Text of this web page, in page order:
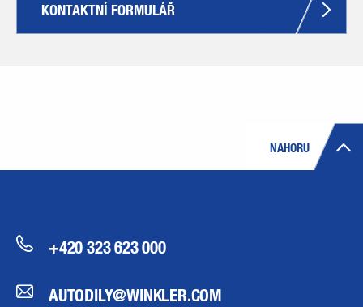
KONTAKTNÍ FORMULÁŘ
NAHORU
+420 323 623 000
AUTODILY@WINKLER.COM